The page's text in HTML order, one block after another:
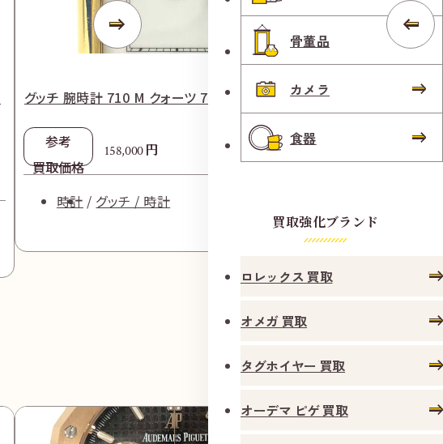
グッチ 腕時計 710 M クォーツ 750/革 ホワイト
参考
買取価格
158,000円
時計 グッチ / 時計
グッチ Gタイ
買取価格
骨董品
カメラ
食器
買取強化ブランド
ロレックス 買取
オメガ 買取
タグホイヤー 買取
オーデマ ピゲ 買取